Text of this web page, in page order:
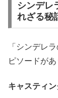
シンデレ
れざる秘
「シンデレ
ピソードがあ
キャスティ